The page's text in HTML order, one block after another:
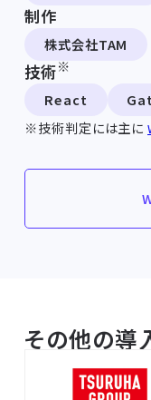
制作
株式会社TAM
技術※
React
※技術判定には主に
その他の導